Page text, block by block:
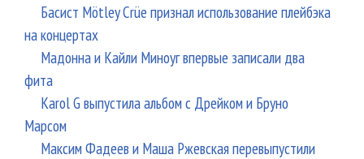
Басист Mötley Crüe признал использование плейбэка
на концертах
Мадонна и Кайли Миноуг впервые записали два
фита
Karol G выпустила альбом с Дрейком и Бруно
Марсом
Максим Фадеев и Маша Ржевская перевыпустили